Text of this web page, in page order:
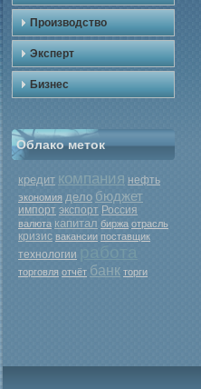
Производство
Эксперт
Бизнес
Облако меток
кредит компания нефть
экономия дело бюджет
импорт экспорт Россия
валюта капитал биржа отрасль
кризис вакансии поставщик
технологии
торговля отчёт банк торги